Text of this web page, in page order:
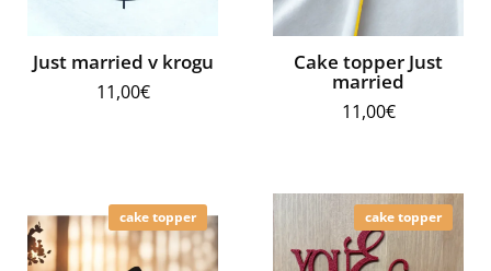
Just married v krogu
11,00€
Cake topper Just
married
11,00€
cake topper cake topper